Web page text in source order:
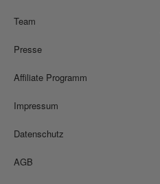
Team
Presse
Affiliate Programm
Impressum
Datenschutz
AGB